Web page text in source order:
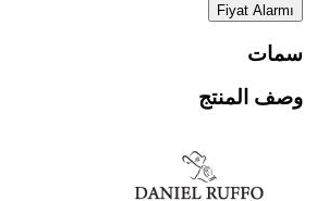
Fiyat Alarmı
سمات
وصف المنتج